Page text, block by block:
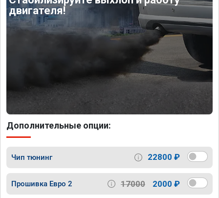
двигателя!
Дополнительные опции:
Чип тюнинг 22800 ₽
Прошивка Евро 2 17000 2000 ₽